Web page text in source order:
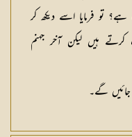
تو فرمایا اسے دیکھ کر
ہیں لیكن آخر جہنم
جائیں گے۔